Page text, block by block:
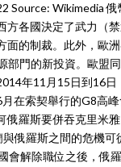
Source: Wikimedia
方各國決定了武力（
的制裁。此外，歐
部門的新投資。歐盟
年11月15日到16
在索契舉行的G8高
羅斯要併吞克里米
俄羅斯之間的危機
解除職位之後，俄